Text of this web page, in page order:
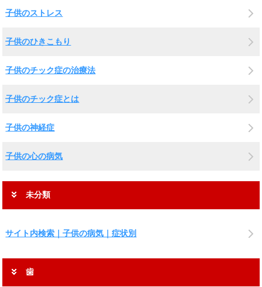
子供のストレス
子供のひきこもり
子供のチック症の治療法
子供のチック症とは
子供の神経症
子供の心の病気
未分類
サイト内検索｜子供の病気｜症状別
歯